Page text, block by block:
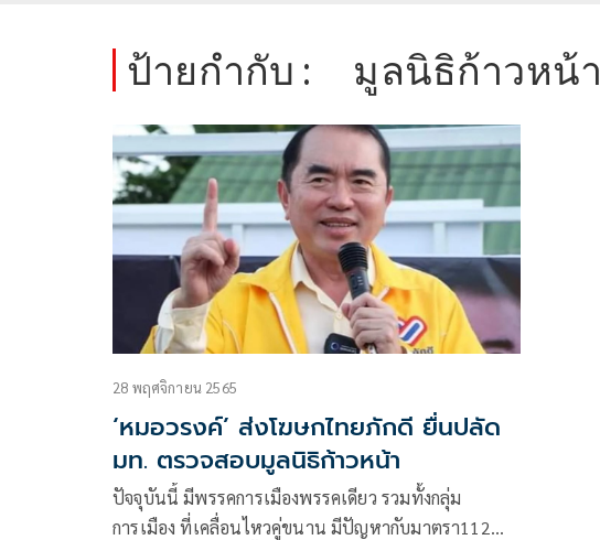
ป้ายกำกับ : มูลนิธิก้าวหน้า
28 พฤศจิกายน 2565
‘หมอวรงค์’ ส่งโฆษกไทยภักดี ยื่นปลัด
มท. ตรวจสอบมูลนิธิก้าวหน้า
ปัจจุบันนี้ มีพรรคการเมืองพรรคเดียว รวมทั้งกลุ่ม
การเมือง ที่เคลื่อนไหวคู่ขนาน มีปัญหากับมาตรา112